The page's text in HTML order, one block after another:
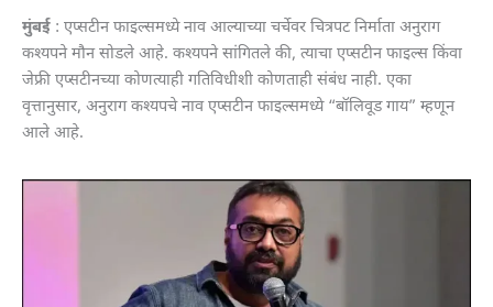
मुंबई : एप्सटीन फाइल्समध्ये नाव आल्याच्या चर्चेवर चित्रपट निर्माता अनुराग
कश्यपने मौन सोडले आहे. कश्यपने सांगितले की, त्याचा एप्सटीन फाइल्स किंवा
जेफ्री एप्सटीनच्या कोणत्याही गतिविधीशी कोणताही संबंध नाही. एका
वृत्तानुसार, अनुराग कश्यपचे नाव एप्सटीन फाइल्समध्ये “बॉलिवूड गाय” म्हणून
आले आहे.